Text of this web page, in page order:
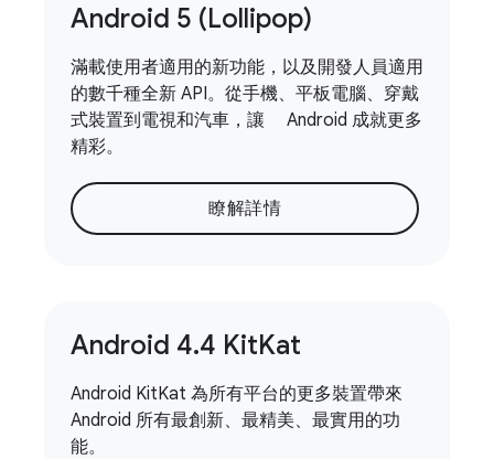
Android 5 (Lollipop)
滿載使用者適用的新功能，以及開發人員適用
的數千種全新 API。從手機、平板電腦、穿戴
式裝置到電視和汽車，讓 Android 成就更多
精彩。
瞭解詳情
Android 4.4 KitKat
Android KitKat 為所有平台的更多裝置帶來
Android 所有最創新、最精美、最實用的功
能。